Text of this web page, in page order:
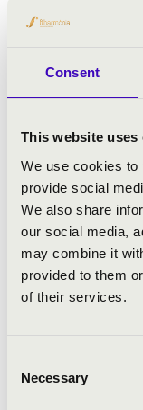
Consent
This website uses
We use cookies to
provide social
We also share
our social media,
may combine it
provided to them
of their services.
Selection
Necessary
Ka Hou Fan
Zene-és
karmesteri
megnyerte a